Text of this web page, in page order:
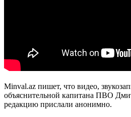
Minval.az пишет, что видео,
объяснительной капитана ПВО
редакцию прислали анонимно.